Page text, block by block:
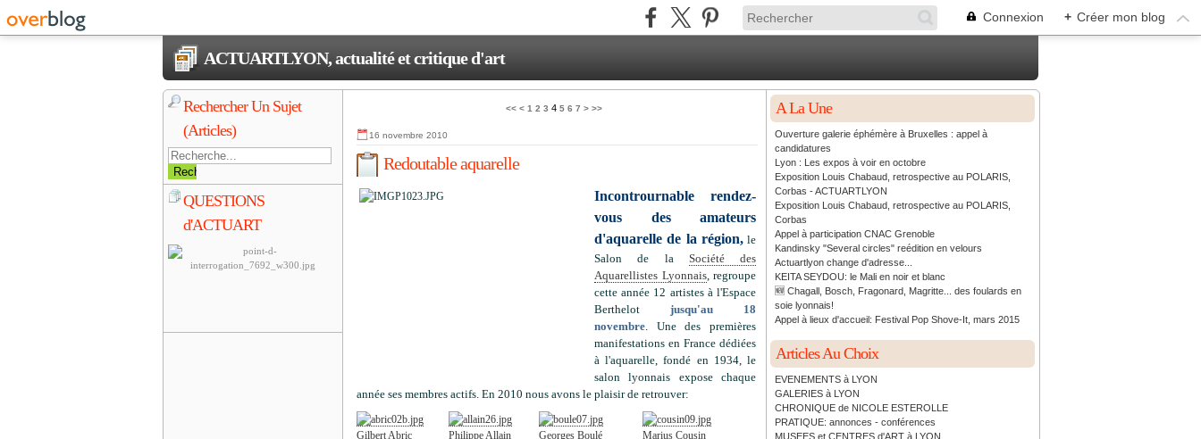
Connexion + Créer mon blog
ACTUARTLYON, actualité et critique d'art
Rechercher Un Sujet
(Articles)
QUESTIONS
d'ACTUART
<< < 1 2 3 4 5 6 7 > >>
16 novembre 2010
Redoutable aquarelle
Incontrournable rendez-
vous des amateurs
d'aquarelle de la région,le
Salon de la Société des
Aquarellistes Lyonnais, regroupe
cette année 12 artistes à l'Espace
Berthelot jusqu'au 18
novembre. Une des premières
manifestations en France dédiées
à l'aquarelle, fondé en 1934, le
salon lyonnais expose chaque
année ses membres actifs. En 2010 nous avons le plaisir de retrouver:
Gilbert Abric Philippe Allain Georges Boulé Marius Cousin
A La Une
Ouverture galerie éphémère à Bruxelles : appel à
candidatures
Lyon : Les expos à voir en octobre
Exposition Louis Chabaud, retrospective au POLARIS,
Corbas - ACTUARTLYON
Exposition Louis Chabaud, retrospective au POLARIS,
Corbas
Appel à participation CNAC Grenoble
Kandinsky "Several circles" reédition en velours
Actuartlyon change d'adresse...
KEITA SEYDOU: le Mali en noir et blanc
🆕 Chagall, Bosch, Fragonard, Magritte... des foulards en
soie lyonnais!
Appel à lieux d'accueil: Festival Pop Shove-It, mars 2015
Articles Au Choix
EVENEMENTS à LYON
GALERIES à LYON
CHRONIQUE de NICOLE ESTEROLLE
PRATIQUE: annonces - conférences
MUSEES et CENTRES d'ART à LYON